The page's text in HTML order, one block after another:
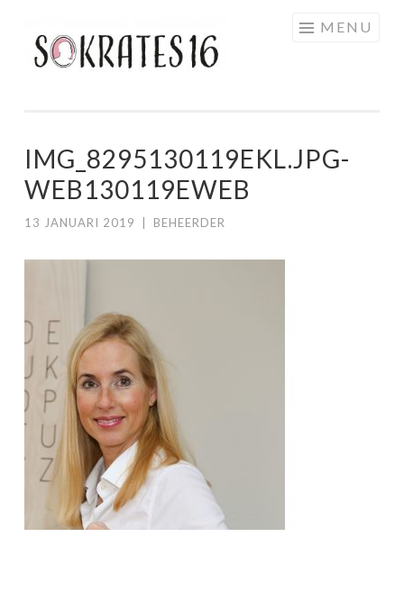
MENU
IMG_8295130119EKL.JPG-
WEB130119EWEB
13 JANUARI 2019 BEHEERDER